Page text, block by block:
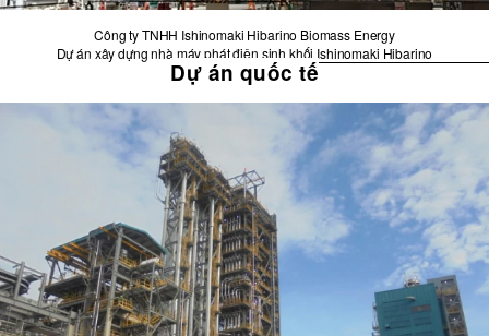
Công ty TNHH Ishinomaki Hibarino Biomass Energy
Dự án xây dựng nhà máy phát điện sinh khối Ishinomaki Hibarino
Dự án quốc tế